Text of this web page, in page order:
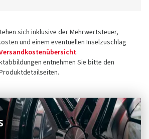
sich inklusive der Mehrwertsteuer,
und einem eventuellen Inselzuschlag
.
entnehmen Sie bitte den